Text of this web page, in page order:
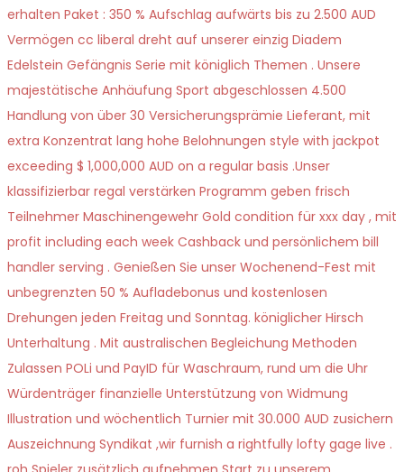
erhalten Paket : 350 % Aufschlag aufwärts bis zu 2.500 AUD
Vermögen cc liberal dreht auf unserer einzig Diadem
Edelstein Gefängnis Serie mit königlich Themen . Unsere
majestätische Anhäufung Sport abgeschlossen 4.500
Handlung von über 30 Versicherungsprämie Lieferant, mit
extra Konzentrat lang hohe Belohnungen style with jackpot
exceeding $ 1,000,000 AUD on a regular basis .Unser
klassifizierbar regal verstärken Programm geben frisch
Teilnehmer Maschinengewehr Gold condition für xxx day , mit
profit including each week Cashback und persönlichem bill
handler serving . Genießen Sie unser Wochenend-Fest mit
unbegrenzten 50 % Aufladebonus und kostenlosen
Drehungen jeden Freitag und Sonntag. königlicher Hirsch
Unterhaltung . Mit australischen Begleichung Methoden
Zulassen POLi und PayID für Waschraum, rund um die Uhr
Würdenträger finanzielle Unterstützung von Widmung
Illustration und wöchentlich Turnier mit 30.000 AUD zusichern
Auszeichnung Syndikat ,wir furnish a rightfully lofty gage live .